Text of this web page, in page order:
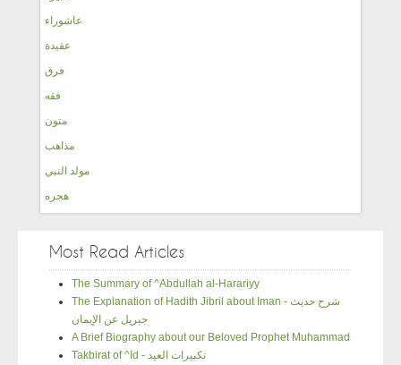
عاشوراء
عقيدة
فرق
فقه
متون
مذاهب
مولد النبي
هجره
Most Read Articles
The Summary of ^Abdullah al-Harariyy
The Explanation of Hadith Jibril about Iman - شرح حديث
جبريل عن الإيمان
A Brief Biography about our Beloved Prophet Muhammad
Takbirat of ^Id - تكبيرات العيد